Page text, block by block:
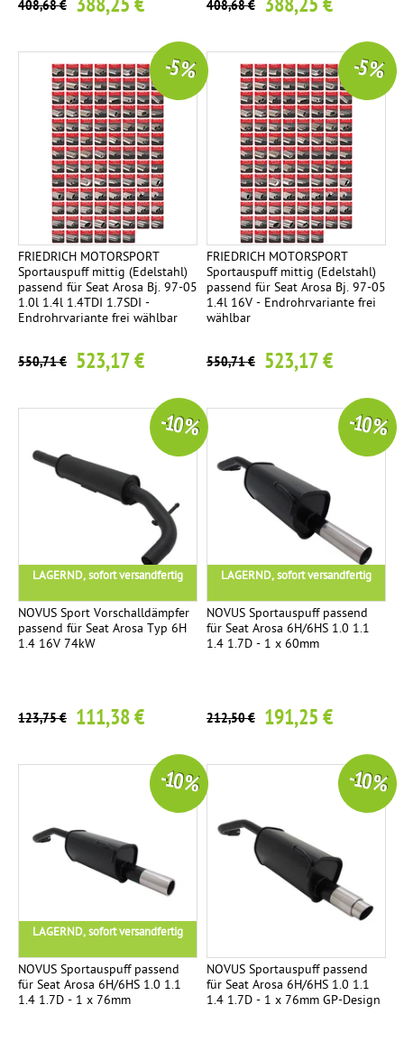
408,68 € 388,25 € 408,68 € 388,25 €
FRIEDRICH MOTORSPORT
Sportauspuff mittig (Edelstahl)
passend für Seat Arosa Bj. 97-05
1.0l 1.4l 1.4TDI 1.7SDI -
Endrohrvariante frei wählbar
550,71 € 523,17 €
-5 %
FRIEDRICH MOTORSPORT
Sportauspuff mittig (Edelstahl)
passend für Seat Arosa Bj. 97-05
1.4l 16V - Endrohrvariante frei
wählbar
550,71 € 523,17 €
-5 %
LAGERND, sofort versandfertig
NOVUS Sport Vorschalldämpfer
passend für Seat Arosa Typ 6H
1.4 16V 74kW
123,75 € 111,38 €
-10 %
LAGERND, sofort versandfertig
NOVUS Sportauspuff passend
für Seat Arosa 6H/6HS 1.0 1.1
1.4 1.7D - 1 x 60mm
212,50 € 191,25 €
-10 %
LAGERND, sofort versandfertig
NOVUS Sportauspuff passend
für Seat Arosa 6H/6HS 1.0 1.1
1.4 1.7D - 1 x 76mm
-10 %
NOVUS Sportauspuff passend
für Seat Arosa 6H/6HS 1.0 1.1
1.4 1.7D - 1 x 76mm GP-Design
-10 %